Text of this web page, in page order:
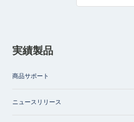
実績製品
商品サポート
ニュースリリース